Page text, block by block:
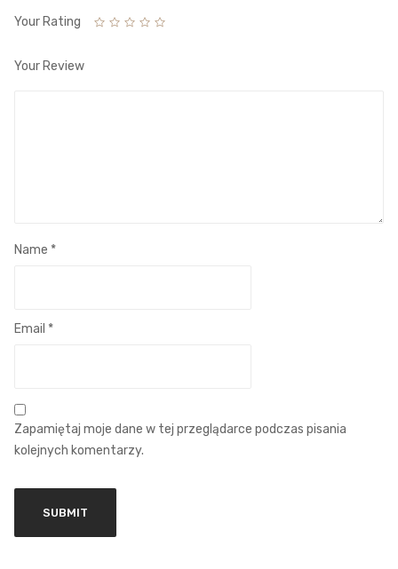
Your Rating
Your Review
Name *
Email *
Zapamiętaj moje dane w tej przeglądarce podczas pisania
kolejnych komentarzy.